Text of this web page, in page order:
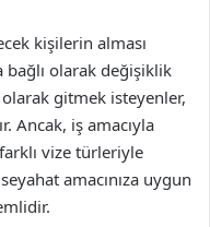
kişilerin alması
bağlı olarak değişiklik
gitmek isteyenler,
Ancak, iş amacıyla
vize türleriyle
amacınıza uygun